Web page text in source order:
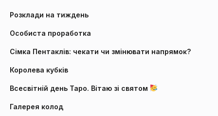
Розклади на тиждень
Особиста проработка
Сімка Пентаклів: чекати чи змінювати напрямок?
Королева кубків
Всесвітній день Таро. Вітаю зі святом
Галерея колод